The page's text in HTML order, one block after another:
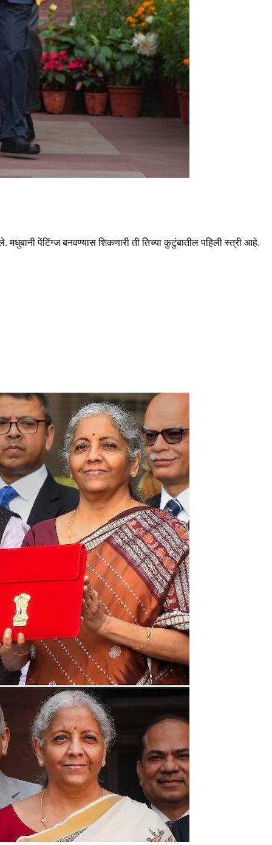
मधुबानी पेंटिंग्ज बनवण्यास शिकणारी ती तिच्या कुटुंबातील पहिली स्त्री आहे.